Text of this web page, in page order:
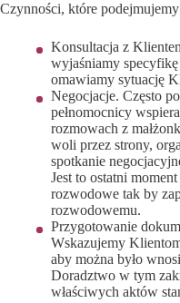
Czynności, które
Konsultacja z
wyjaśniamy
omawiamy sytuację
Negocjacje. Często
pełnomocnicy
rozmowach z
woli przez strony,
spotkanie
Jest to ostatni
rozwodowe tak by
rozwodowemu.
Przygotowanie
Wskazujemy
aby można było
Doradztwo w tym
właściwych aktów